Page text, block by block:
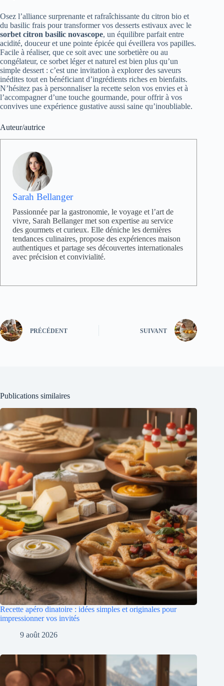
Osez l’alliance surprenante et rafraîchissante du citron bio et
du basilic frais pour transformer vos desserts estivaux avec le
sorbet citron basilic novascope, un équilibre parfait entre
acidité, douceur et une pointe épicée qui éveillera vos papilles.
Facile à réaliser, que ce soit avec une sorbetière ou au
congélateur, ce sorbet léger et naturel est bien plus qu’un
simple dessert : c’est une invitation à explorer des saveurs
inédites tout en bénéficiant d’ingrédients riches en bienfaits.
N’hésitez pas à personnaliser la recette selon vos envies et à
l’accompagner d’une touche gourmande, pour offrir à vos
convives une expérience gustative aussi saine qu’inoubliable.
Auteur/autrice
Sarah Bellanger
Passionnée par la gastronomie, le voyage et l’art de
vivre, Sarah Bellanger met son expertise au service
des gourmets et curieux. Elle déniche les dernières
tendances culinaires, propose des expériences maison
authentiques et partage ses découvertes internationales
avec précision et convivialité.
PRÉCÉDENT SUIVANT
Publications similaires
Recette apéro dinatoire : idées simples et originales pour
impressionner vos invités
9 août 2026